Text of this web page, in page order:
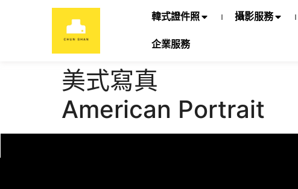
韓式證件照 攝影服務
企業服務
美式寫真
American Portrait